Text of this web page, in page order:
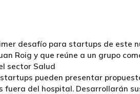
desafío para startups de este
Roig y que reúne a un grupo
sector Salud
pueden presentar
fuera del hospital. Desarrollarán